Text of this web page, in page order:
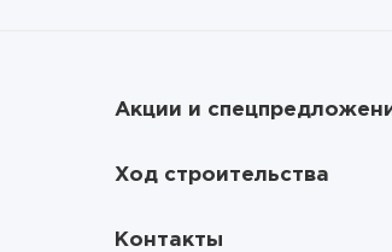
Акции и
Ход строительства
Контакты